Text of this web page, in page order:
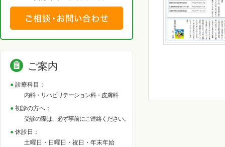
ご案内
診療科目：
内科・リハビリテーション科・皮膚科
初診の方へ：
受診の際は、必ず事前にご連絡ください。
休診日：
土曜日・日曜日・祝日・年末年始